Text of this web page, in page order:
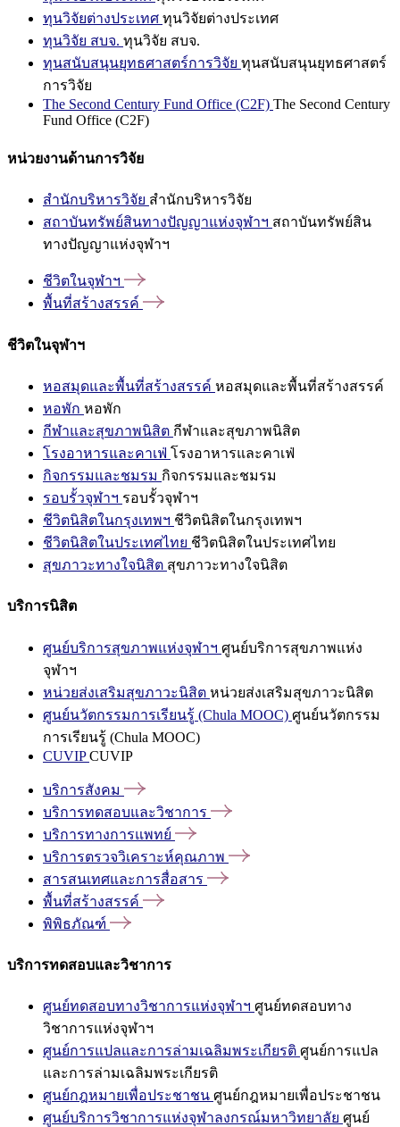
ทุนวิจัยต่างประเทศ ทุนวิจัยต่างประเทศ
ทุนวิจัย สบจ. ทุนวิจัย สบจ.
ทุนสนับสนุนยุทธศาสตร์การวิจัย ทุนสนับสนุนยุทธศาสตร์
การวิจัย
The Second Century Fund Office (C2F) The Second Century
Fund Office (C2F)
หน่วยงานด้านการวิจัย
สำนักบริหารวิจัย สำนักบริหารวิจัย
สถาบันทรัพย์สินทางปัญญาแห่งจุฬาฯ สถาบันทรัพย์สิน
ทางปัญญาแห่งจุฬาฯ
ชีวิตในจุฬาฯ
พื้นที่สร้างสรรค์
ชีวิตในจุฬาฯ
หอสมุดและพื้นที่สร้างสรรค์ หอสมุดและพื้นที่สร้างสรรค์
หอพัก หอพัก
กีฬาและสุขภาพนิสิต กีฬาและสุขภาพนิสิต
โรงอาหารและคาเฟ่ โรงอาหารและคาเฟ่
กิจกรรมและชมรม กิจกรรมและชมรม
รอบรั้วจุฬาฯ รอบรั้วจุฬาฯ
ชีวิตนิสิตในกรุงเทพฯ ชีวิตนิสิตในกรุงเทพฯ
ชีวิตนิสิตในประเทศไทย ชีวิตนิสิตในประเทศไทย
สุขภาวะทางใจนิสิต สุขภาวะทางใจนิสิต
บริการนิสิต
ศูนย์บริการสุขภาพแห่งจุฬาฯ ศูนย์บริการสุขภาพแห่ง
จุฬาฯ
หน่วยส่งเสริมสุขภาวะนิสิต หน่วยส่งเสริมสุขภาวะนิสิต
ศูนย์นวัตกรรมการเรียนรู้ (Chula MOOC) ศูนย์นวัตกรรม
การเรียนรู้ (Chula MOOC)
CUVIPCUVIP
บริการสังคม
บริการทดสอบและวิชาการ
บริการทางการแพทย์
บริการตรวจวิเคราะห์คุณภาพ
สารสนเทศและการสื่อสาร
พื้นที่สร้างสรรค์
พิพิธภัณฑ์
บริการทดสอบและวิชาการ
ศูนย์ทดสอบทางวิชาการแห่งจุฬาฯ ศูนย์ทดสอบทาง
วิชาการแห่งจุฬาฯ
ศูนย์การแปลและการล่ามเฉลิมพระเกียรติ ศูนย์การแปล
และการล่ามเฉลิมพระเกียรติ
ศูนย์กฎหมายเพื่อประชาชน ศูนย์กฎหมายเพื่อประชาชน
ศูนย์บริการวิชาการแห่งจุฬาลงกรณ์มหาวิทยาลัย ศูนย์